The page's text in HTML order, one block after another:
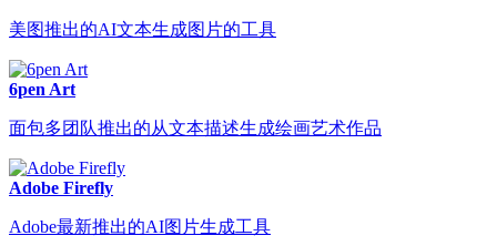
美图推出的AI文本生成图片的工具
6pen Art
面包多团队推出的从文本描述生成绘画艺术作品
Adobe Firefly
Adobe最新推出的AI图片生成工具